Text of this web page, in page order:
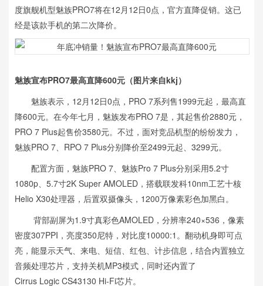
度旗舰机型魅族PRO7将在12月12日0点，官方直降促销。这已
经是该款手机的第二次降价。
魅族宣布PRO7最高直降600元（图片来自kkj）
魅族表示，12月12日0点，PRO 7系列售1999元起，最高直
降600元。在今年七月，魅族发布PRO 7是，其起售价2880元，
PRO 7 Plus起售价3580元。不过，面对竞品机型的纷纷发力，
魅族PRO 7、RPO 7 Plus分别降价至2499元起、3299元。
配置方面，魅族PRO 7、魅族Pro 7 Plus分别采用5.2寸
1080p、5.7寸2K Super AMOLED，搭载联发科10nm工艺十核
Helio X30处理器，后置双摄像头，1200万像素彩色加黑白。
背部副屏为1.9寸真彩色AMOLED，分辨率240×536，像素
密度307PPI，亮度350尼特，对比度10000:1。翻动机身即可点
亮，能显示天气、来电、短信、红包、计步信息，结合内置独立
音频处理芯片，支持关机MP3模式，同时还内置了
Cirrus Logic CS43130 Hi-Fi芯片。